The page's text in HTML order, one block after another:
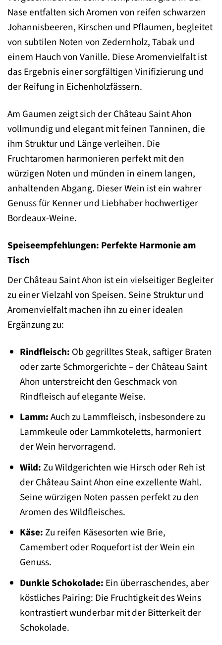
Nase entfalten sich Aromen von reifen schwarzen
Johannisbeeren, Kirschen und Pflaumen, begleitet
von subtilen Noten von Zedernholz, Tabak und
einem Hauch von Vanille. Diese Aromenvielfalt ist
das Ergebnis einer sorgfältigen Vinifizierung und
der Reifung in Eichenholzfässern.
Am Gaumen zeigt sich der Château Saint Ahon
vollmundig und elegant mit feinen Tanninen, die
ihm Struktur und Länge verleihen. Die
Fruchtaromen harmonieren perfekt mit den
würzigen Noten und münden in einem langen,
anhaltenden Abgang. Dieser Wein ist ein wahrer
Genuss für Kenner und Liebhaber hochwertiger
Bordeaux-Weine.
Speiseempfehlungen: Perfekte Harmonie am
Tisch
Der Château Saint Ahon ist ein vielseitiger Begleiter
zu einer Vielzahl von Speisen. Seine Struktur und
Aromenvielfalt machen ihn zu einer idealen
Ergänzung zu:
Rindfleisch: Ob gegrilltes Steak, saftiger Braten
oder zarte Schmorgerichte – der Château Saint
Ahon unterstreicht den Geschmack von
Rindfleisch auf elegante Weise.
Lamm:Auch zu Lammfleisch, insbesondere zu
Lammkeule oder Lammkoteletts, harmoniert
der Wein hervorragend.
Wild:Zu Wildgerichten wie Hirsch oder Reh ist
der Château Saint Ahon eine exzellente Wahl.
Seine würzigen Noten passen perfekt zu den
Aromen des Wildfleisches.
Käse:Zu reifen Käsesorten wie Brie,
Camembert oder Roquefort ist der Wein ein
Genuss.
Dunkle Schokolade: Ein überraschendes, aber
köstliches Pairing: Die Fruchtigkeit des Weins
kontrastiert wunderbar mit der Bitterkeit der
Schokolade.